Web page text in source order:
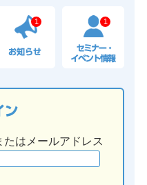
1 1
たはメールアドレス